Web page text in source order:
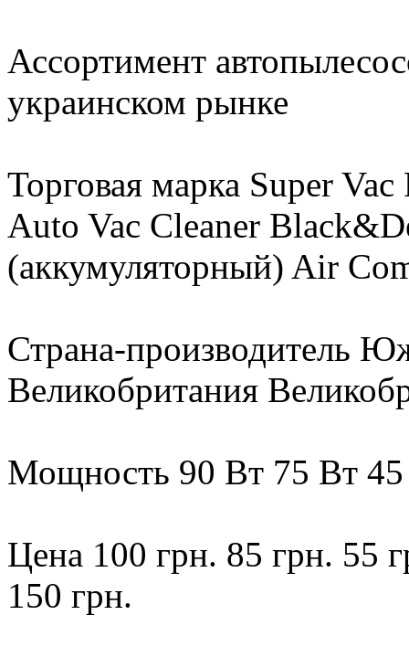
Ассортимент
украинском рынке
Торговая марка Super
Auto Vac Cleaner
(аккумуляторный) Air
Страна-производитель
Великобритания
Мощность 90 Вт 75 Вт
Цена 100 грн. 85 грн. 55
150 грн.